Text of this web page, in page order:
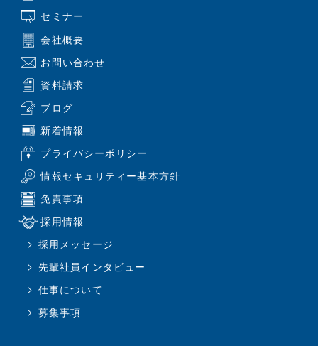
セミナー
会社概要
お問い合わせ
資料請求
ブログ
新着情報
プライバシーポリシー
情報セキュリティー基本方針
免責事項
採用情報
採用メッセージ
先輩社員インタビュー
仕事について
募集事項